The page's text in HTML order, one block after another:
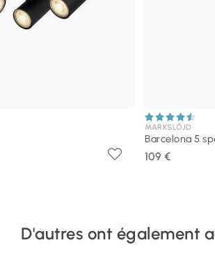
MARKSLÖJD
Barcelona 5
109 €
D'autres ont également